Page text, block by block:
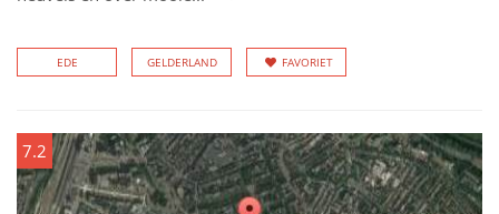
EDE GELDERLAND FAVORIET
7.2